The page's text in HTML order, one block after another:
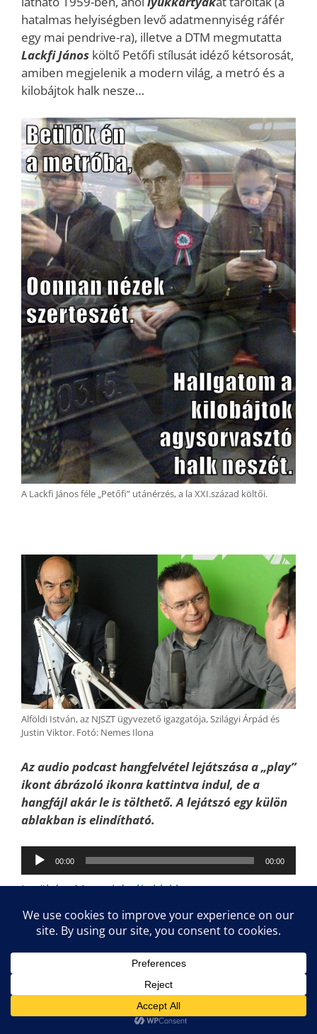
hatalmas helyiségben levő adatmennyiség ráfér
egy mai pendrive-ra), illetve a DTM megmutatta
Lackfi János költő Petőfi stílusát idéző kétsorosát,
amiben megjelenik a modern világ, a metró és a
kilobájtok halk nesze…
A Lackfi János féle „Petőfi” utánérzés, a la XXI.század költői.
Alföldi István, az NJSZT ügyvezető igazgatója, Szilágyi Árpád és
Justin Viktor. Fotó: Nemes Ilona
Az audio podcast hangfelvétel lejátszása a „play”
ikont ábrázoló ikonra kattintva indul, de a
hangfájl akár le is tölthető. A lejátszó egy külön
ablakban is elindítható.
Audió
lejátszó
00:00 00:00
Letöltés·Megnyitás új ablakban
Videó a műsor ezen részletéről: